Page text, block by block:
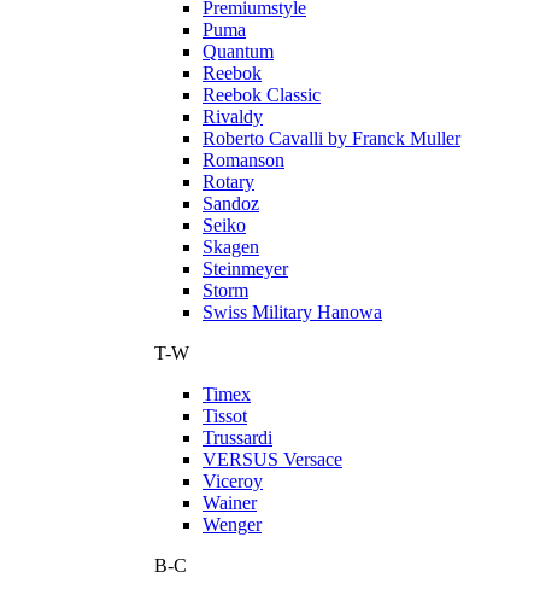
Premiumstyle
Puma
Quantum
Reebok
Reebok Classic
Rivaldy
Roberto Cavalli by Franck Muller
Romanson
Rotary
Sandoz
Seiko
Skagen
Steinmeyer
Storm
Swiss Military Hanowa
T-W
Timex
Tissot
Trussardi
VERSUS Versace
Viceroy
Wainer
Wenger
В-С